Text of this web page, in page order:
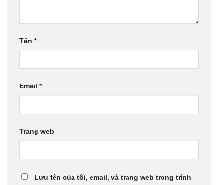
Tên *
Email *
Trang web
Lưu tên của tôi, email, và trang web trong trình